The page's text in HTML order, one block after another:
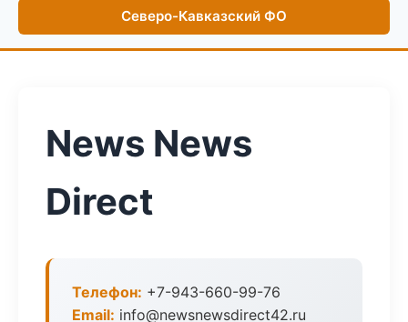
Северо-Кавказский ФО
News News
Direct
Телефон: +7-943-660-99-76
Email: info@newsnewsdirect42.ru